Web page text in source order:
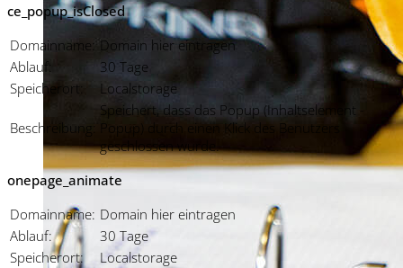
ce_popup_isClosed
Domainname: Domain hier eintragen
Ablauf:
30 Tage
Speicherort:
Localstorage
Beschreibung:
Speichert, dass das Popup (Inhaltselement -
Popup) durch einen Klick des Benutzers
geschlossen wurde.
onepage_animate
Domainname: Domain hier eintragen
Ablauf:
30 Tage
Speicherort:
Localstorage